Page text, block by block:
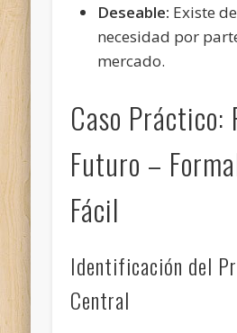
Deseable: Existe
necesidad por
mercado.
Caso Práctico:
Futuro –
Fácil
Identificación del
Central